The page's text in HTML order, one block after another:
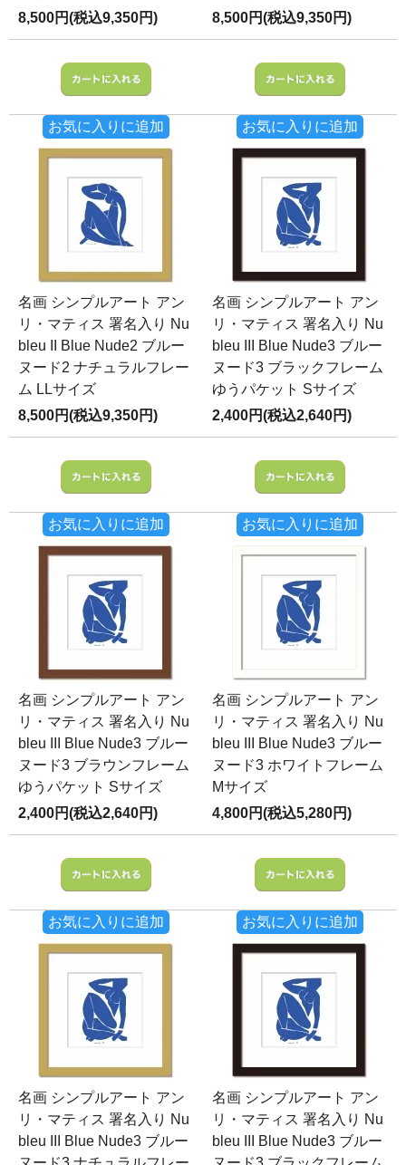
8,500円(税込9,350円)
お気に入りに追加
8,500円(税込9,350円)
お気に入りに追加
名画 シンプルアート アン
リ・マティス 署名入り Nu
bleu II Blue Nude2 ブルー
ヌード2 ナチュラルフレー
ム LLサイズ
8,500円(税込9,350円)
お気に入りに追加
名画 シンプルアート アン
リ・マティス 署名入り Nu
bleu III Blue Nude3 ブルー
ヌード3 ブラックフレーム
ゆうパケット Sサイズ
2,400円(税込2,640円)
お気に入りに追加
名画 シンプルアート アン
リ・マティス 署名入り Nu
bleu III Blue Nude3 ブルー
ヌード3 ブラウンフレーム
ゆうパケット Sサイズ
2,400円(税込2,640円)
お気に入りに追加
名画 シンプルアート アン
リ・マティス 署名入り Nu
bleu III Blue Nude3 ブルー
ヌード3 ホワイトフレーム
Mサイズ
4,800円(税込5,280円)
お気に入りに追加
名画 シンプルアート アン
リ・マティス 署名入り Nu
bleu III Blue Nude3 ブルー
名画 シンプルアート アン
リ・マティス 署名入り Nu
bleu III Blue Nude3 ブルー